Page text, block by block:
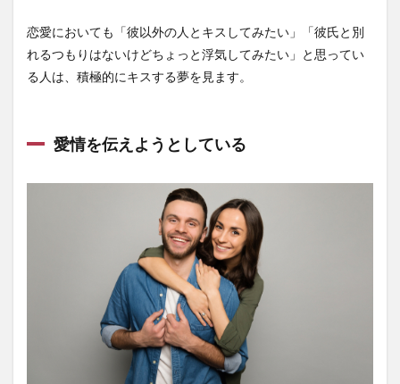
恋愛においても「彼以外の人とキスしてみたい」「彼氏と別
れるつもりはないけどちょっと浮気してみたい」と思ってい
る人は、積極的にキスする夢を見ます。
愛情を伝えようとしている